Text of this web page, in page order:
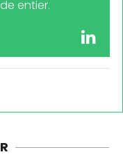
entier.